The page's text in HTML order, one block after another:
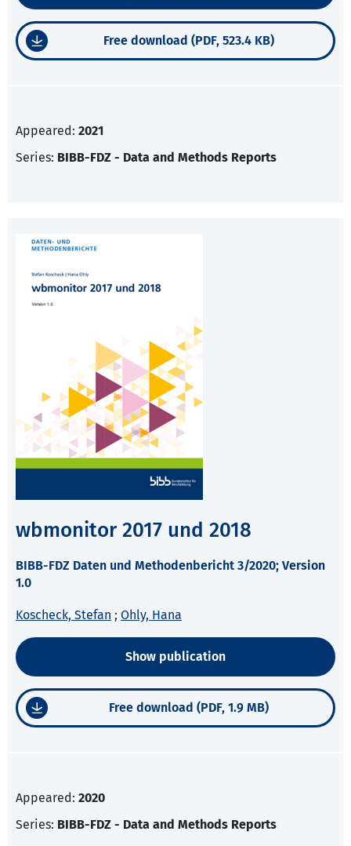
Free download (PDF, 523.4 KB)
Appeared: 2021
Series: BIBB-FDZ - Data and Methods Reports
wbmonitor 2017 und 2018
BIBB-FDZ Daten und Methodenbericht 3/2020; Version
1.0
Koscheck, Stefan ; Ohly, Hana
Show publication
Free download (PDF, 1.9 MB)
Appeared: 2020
Series: BIBB-FDZ - Data and Methods Reports